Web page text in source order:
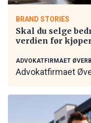
BRAND STORIES
Skal du selge
verdien før
ADVOKATFIRMAET
Advokatfirmaet